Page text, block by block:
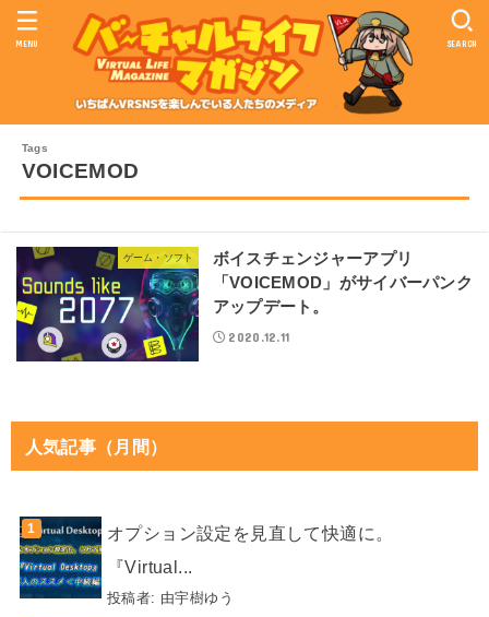
SEARCH
MENU
VOICEMOD
ゲーム・ソフト
ボイスチェンジャーアプリ
「VOICEMOD」がサイバーパンク
アップデート。
2020.12.11
人気記事（月間）
オプション設定を見直して快適に。
『Virtual...
投稿者: 由宇樹ゆう